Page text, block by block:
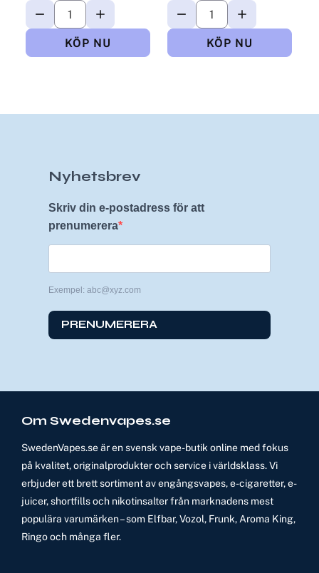
Nyhetsbrev
Skriv din e-postadress för att
prenumerera
Exempel: abc@xyz.com
PRENUMERERA
Om Swedenvapes.se
SwedenVapes.se är en svensk vape-butik online med fokus
på kvalitet, originalprodukter och service i världsklass. Vi
erbjuder ett brett sortiment av engångsvapes, e-cigaretter, e-
juicer, shortfills och nikotinsalter från marknadens mest
populära varumärken – som Elfbar, Vozol, Frunk, Aroma King,
Ringo och många fler.